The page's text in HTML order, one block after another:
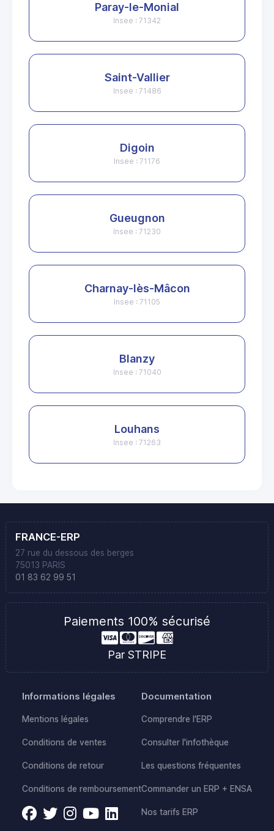
Paray-le-Monial
Insee : 71342
Saint-Vallier
Insee : 71486
Digoin
Insee : 71176
Gueugnon
Insee : 71230
Charnay-lès-Mâcon
Insee : 71105
Blanzy
Insee : 71040
Louhans
Insee : 71263
FRANCE-ERP
27 rue du dessous des berges
75013 PARIS
01 83 62 99 51
Paiements 100% sécurisé
Par STRIPE
Informations légales
Mentions légales
Conditions de ventes
Conditions de retour
Conditions de remboursement
Documentation
Comprendre l'ERP
Consulter l'infothèque
Les questions fréquentes
Commander un ERP + ENSA
Nos tarifs ERP